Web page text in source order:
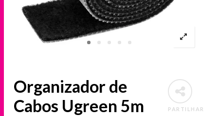
PARTILHAR
Organizador de
Cabos Ugreen 5m